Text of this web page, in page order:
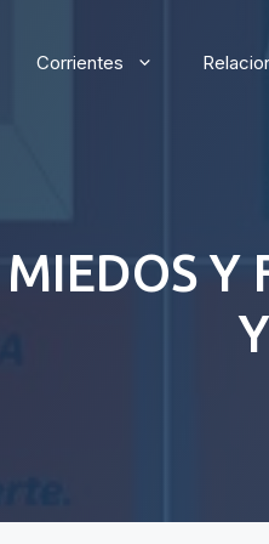
Corrientes
Y